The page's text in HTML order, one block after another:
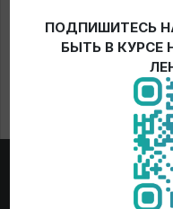
ПОДПИШИТЕСЬ
БЫТЬ В КУРСЕ